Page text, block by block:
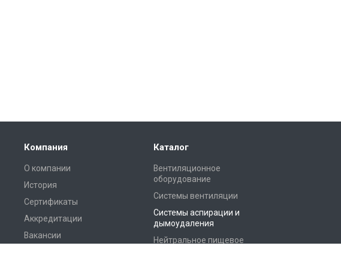
Компания
О компании
История
Сертификаты
Аккредитации
Вакансии
Каталог
Вентиляционное
оборудование
Системы вентиляции
Системы аспирации и
дымоудаления
Нейтральное пищевое